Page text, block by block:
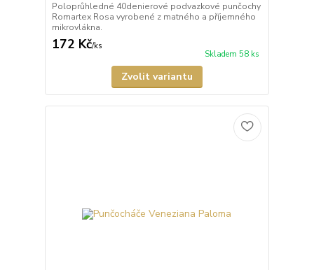
Poloprůhledné 40denierové podvazkové punčochy
Romartex Rosa vyrobené z matného a příjemného
mikrovlákna.
172 Kč/ks
Skladem 58 ks
Zvolit variantu